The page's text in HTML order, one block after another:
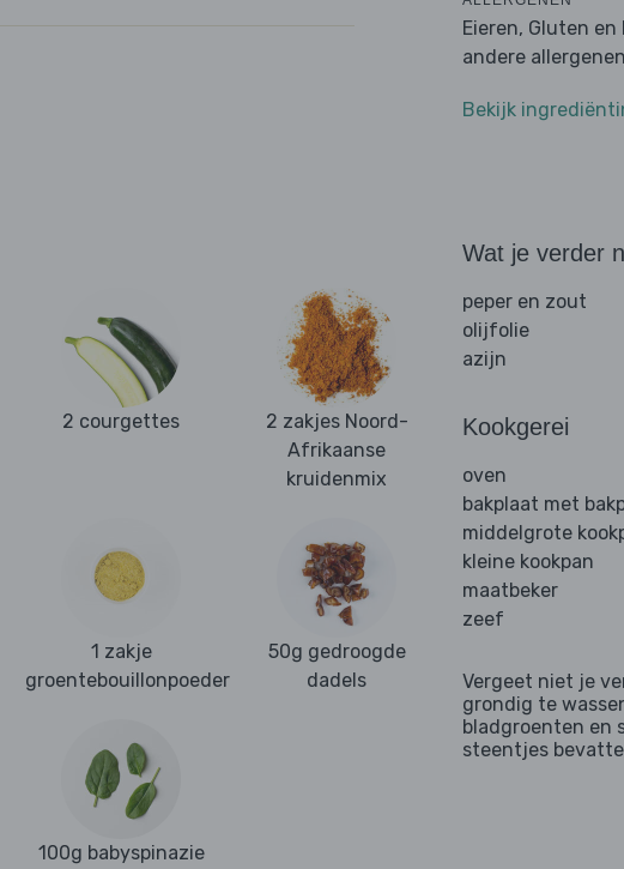
Eieren, Gluten en
andere
Bekijk
2 courgettes
2 zakjes Noord-
Afrikaanse
kruidenmix
1 zakje
groentebouillonpoeder
50g gedroogde
dadels
100g babyspinazie
Wat je verder
peper en zout
olijfolie
azijn
Kookgerei
oven
bakplaat met
middelgrote
kleine kookpan
maatbeker
zeef
Vergeet niet je
grondig te
bladgroenten en
steentjes